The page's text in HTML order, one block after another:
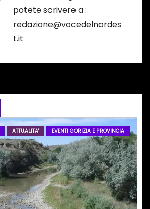
potete scrivere a :
redazione@vocedelnordes
t.it
ATTUALITA' EVENTI GORIZIA E PROVINCIA